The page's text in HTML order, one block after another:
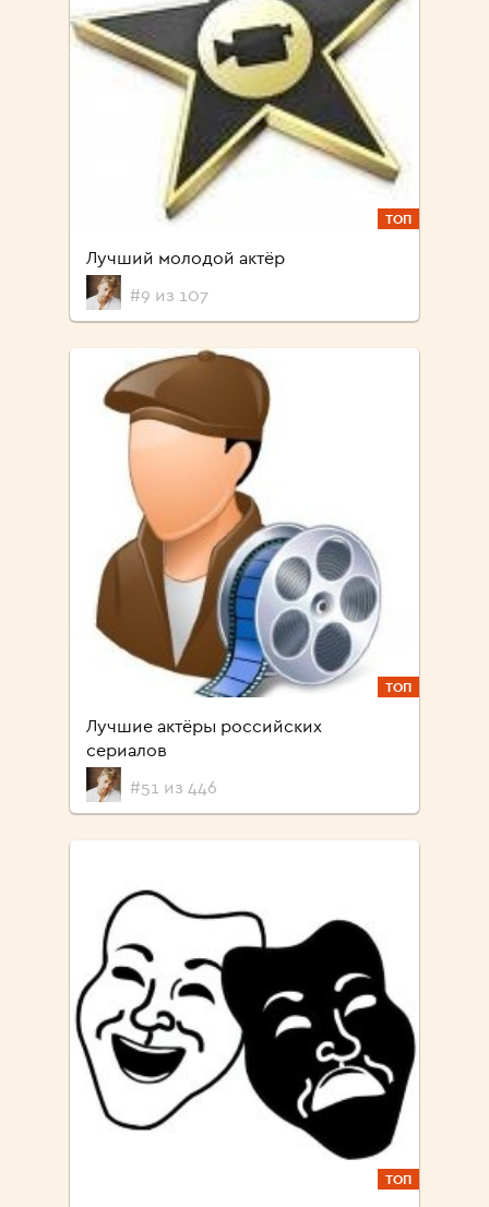
ТОП
Лучший молодой актёр
#9 из 107
ТОП
Лучшие актёры российских
сериалов
#51 из 446
ТОП